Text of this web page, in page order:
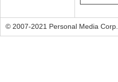
© 2007-2021 Personal Media Corp.